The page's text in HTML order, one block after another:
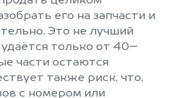
его на запчасти и
Это не лучший
только от 40–
части остаются
также риск, что,
с номером или